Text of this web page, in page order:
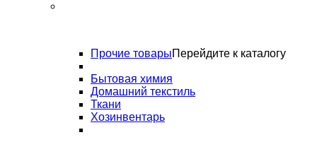
Прочие товарыПерейдите к каталогу
Бытовая химия
Домашний текстиль
Ткани
Хозинвентарь